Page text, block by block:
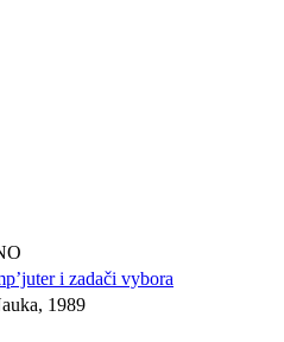
i zadači vybora
1989